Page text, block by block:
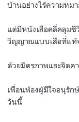
บ้านอย่างไร้ความหม
แต่มีหนังเสือคลี่คลุม
วิญญาณแบบเสือที่แท้
ด้วยมิตรภาพและจิตคา
เพื่อนพ้องผู้มีใจอนุรั
วันนี้